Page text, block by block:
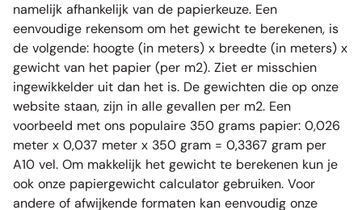
namelijk afhankelijk van de papierkeuze. Een
eenvoudige rekensom om het gewicht te berekenen, is
de volgende: hoogte (in meters) x breedte (in meters) x
gewicht van het papier (per m2). Ziet er misschien
ingewikkelder uit dan het is. De gewichten die op onze
website staan, zijn in alle gevallen per m2. Een
voorbeeld met ons populaire 350 grams papier: 0,026
meter x 0,037 meter x 350 gram = 0,3367 gram per
A10 vel. Om makkelijk het gewicht te berekenen kun je
ook onze papiergewicht calculator gebruiken. Voor
andere of afwijkende formaten kan eenvoudig onze